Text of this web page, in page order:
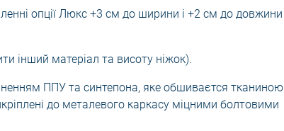
опції Люкс +3 см до ширини і +2 см до довжини
інший матеріал та висоту ніжок).
ППУ та синтепона, яке обшиваєтся тканиною
до металевого каркасу міцними болтовими